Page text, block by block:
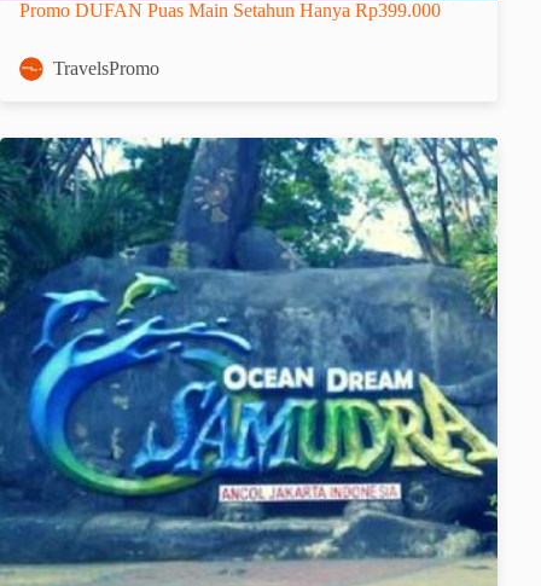
Promo DUFAN Puas Main Setahun Hanya Rp399.000
TravelsPromo